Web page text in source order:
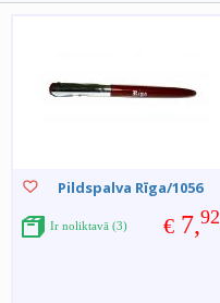
Pildspalva Rīga/1056
€ 7,92
Ir noliktavā (3)